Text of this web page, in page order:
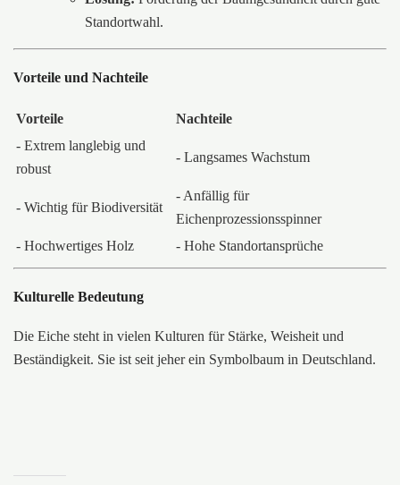
Standortwahl.
Vorteile und Nachteile
Vorteile
Nachteile
- Extrem langlebig und
robust
- Langsames Wachstum
- Wichtig für Biodiversität
- Anfällig für
Eichenprozessionsspinner
- Hochwertiges Holz
- Hohe Standortansprüche
Kulturelle Bedeutung
Die Eiche steht in vielen Kulturen für Stärke, Weisheit und
Beständigkeit. Sie ist seit jeher ein Symbolbaum in Deutschland.